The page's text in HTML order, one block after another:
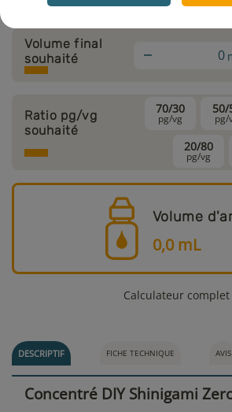
Volume final
souhaité
Ratio pg/vg
souhaité
70/30
pg/vg
50/
pg/
20/80
pg/vg
Volume
0,0mL
Calculateur complet
DESCRIPTIF FICHE TECHNIQUE AVIS
Concentré DIY Shinigami